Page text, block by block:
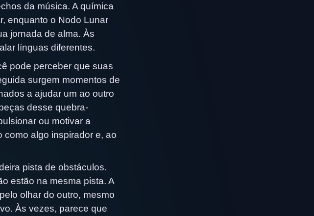
da música. A química
enquanto o Nodo Lunar
jornada de alma. Às
línguas diferentes.
pode perceber que suas
surgem momentos de
a ajudar um ao outro
desse quebra-
ou motivar a
algo inspirador e, ao
pista de obstáculos.
estão na mesma pista. A
olhar do outro, mesmo
Às vezes, parece que